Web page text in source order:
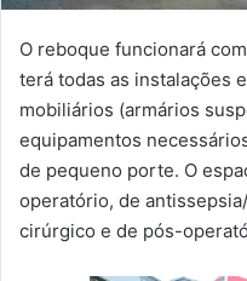
O reboque funcionará
terá todas as instalações
mobiliários (armários
equipamentos
de pequeno porte. O
operatório, de
cirúrgico e de pós-